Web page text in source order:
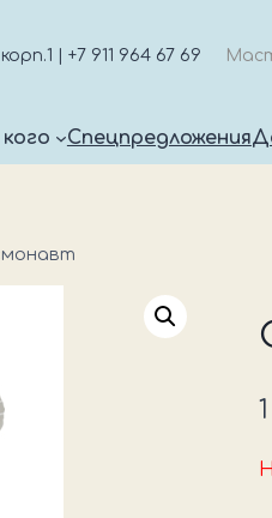
| +7 911 964 67 69
Спецпредложения